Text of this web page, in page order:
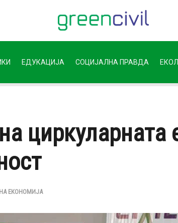
ЕДУКАЦИЈА СОЦИЈАЛНА ПРАВДА
ЕКОНОМИЈА